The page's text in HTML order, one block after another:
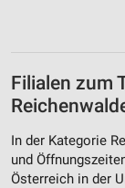
Filialen zum
In der Kategorie
und
Österreich in der
Verwendung
Informationen
Nicht-IAB-
Notwendig
Performance